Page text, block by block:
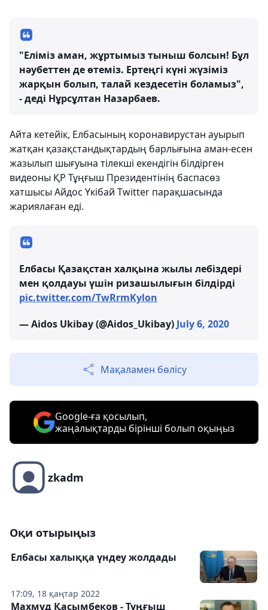
"Еліміз аман, жұртымыз тыныш болсын! Бұл
нәубеттен де өтеміз. Ертеңгі күні жүзіміз
жарқын болып, талай кездесетін боламыз",
- деді Нұрсұлтан Назарбаев.
Айта кетейік, Елбасының коронавирустан ауырып
жатқан қазақстандықтардың барлығына аман-есен
жазылып шығуына тілекші екендігін білдірген
видеоны ҚР Тұңғыш Президентінің баспасөз
хатшысы Айдос Үкібай Twitter парақшасында
жариялаған еді.
Елбасы Қазақстан халқына жылы лебіздері
мен қолдауы үшін ризашылығын білдірді
pic.twitter.com/TwRrmKylon
— Aidos Ukibay (@Aidos_Ukibay) July 6, 2020
Мақаламен бөлісу
Google-ға қосылып,
жаңалықтарды бірінші болып оқыңыз
zkadm
Оқи отырыңыз
17:09, 18 қаңтар 2022
Елбасы халыққа үндеу жолдады
Махмұд Қасымбеков - Тұңғыш